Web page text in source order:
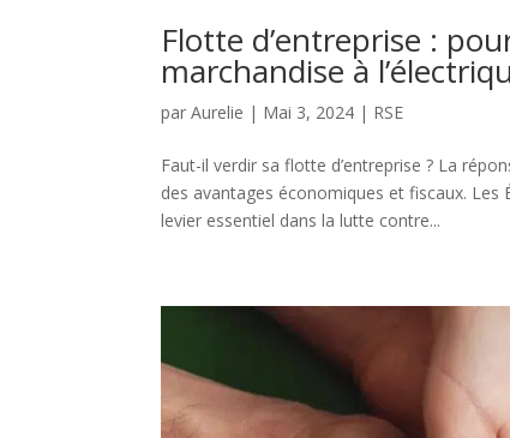
Flotte d’entreprise :
marchandise à
parAurelie | Mai 3, 2024 | RSE
Faut-il verdir sa flotte d’entreprise ? La
des avantages économiques et fiscaux.
levier essentiel dans la lutte contre...